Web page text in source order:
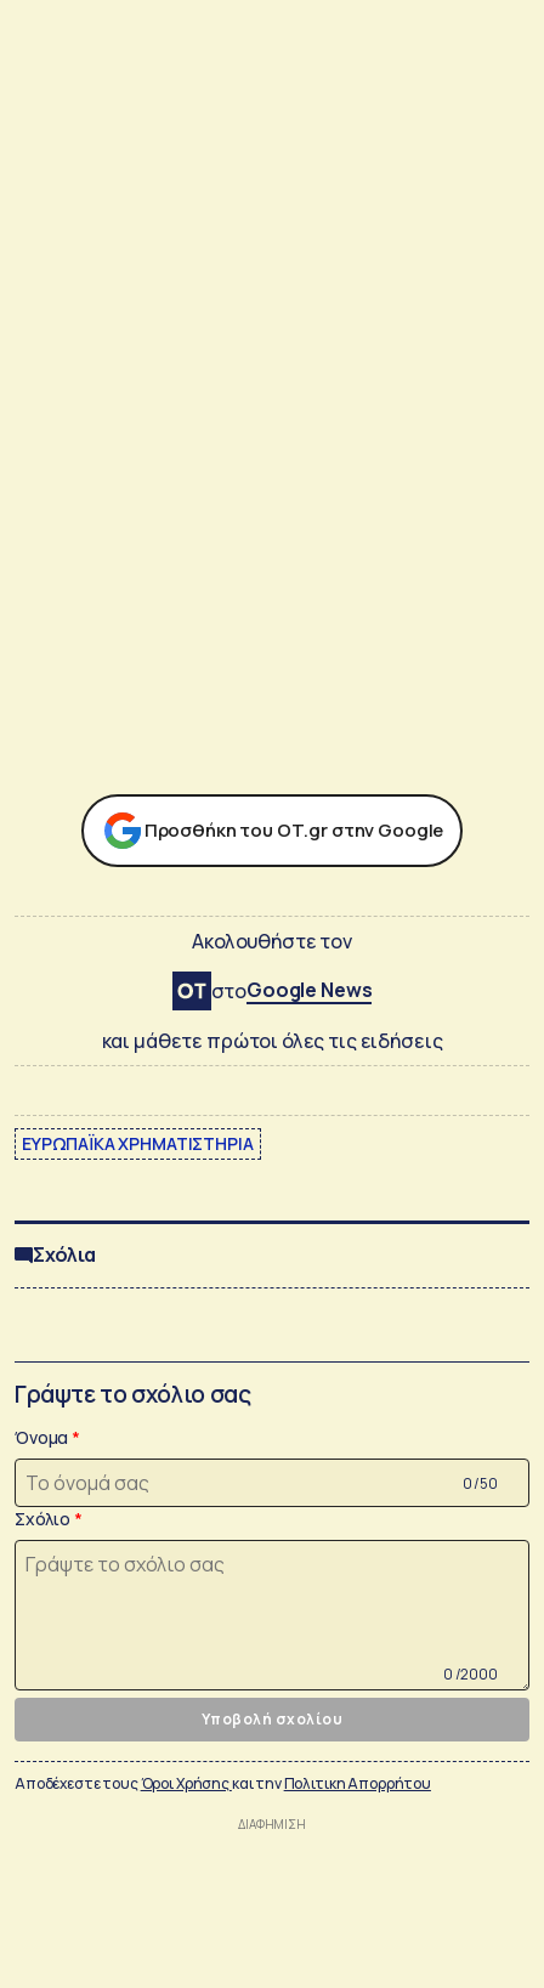
Προσθήκη του ΟΤ.gr στην Google
Ακολουθήστε τον
στοGoogle News
και μάθετε πρώτοι όλες τις ειδήσεις
ΕΥΡΩΠΑΪΚΑ ΧΡΗΜΑΤΙΣΤΗΡΙΑ
Σχόλια
Γράψτε το σχόλιο σας
Όνομα
0 /50
Σχόλιο
0 /2000
Υποβολή σχολίου
Αποδέχεστε τουςΌροι Χρήσηςκαι τηνΠολιτικη Απορρήτου